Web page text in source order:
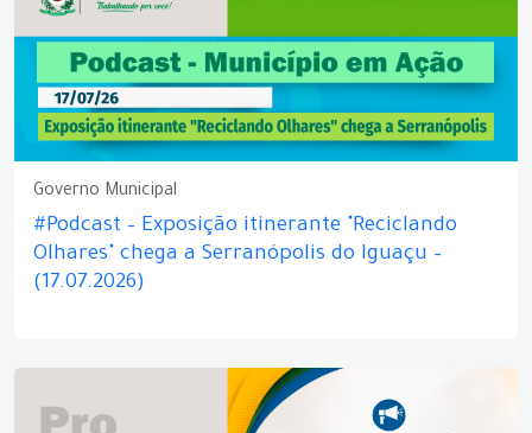
Governo Municipal
#Podcast – Exposição itinerante "Reciclando
Olhares" chega a Serranópolis do Iguaçu –
(17.07.2026)